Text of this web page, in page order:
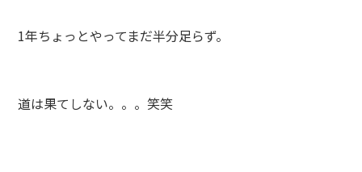
1年ちょっとやってまだ半分足らず。
道は果てしない。。。笑笑